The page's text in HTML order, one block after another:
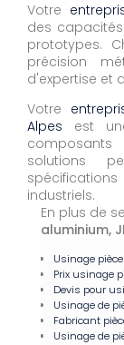
Votre
des
prototypes.
précision
d'expertise et
Votre
Alpes est
composants
solutions
industriels.
En plus de
aluminium,
Usinage
Prix usinage
Devis pour
Usinage de
Fabricant
Usinage de